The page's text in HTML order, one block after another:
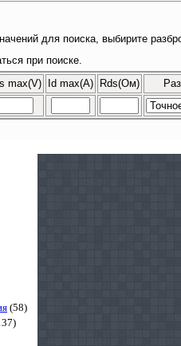
для поиска, выбирите
при поиске.
max(V) Id max(A) Rds(Ом)
(58)